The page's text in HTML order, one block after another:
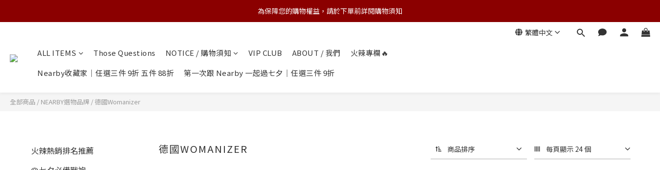
💌 Nearby收藏家｜任選三件 9折 五件 88折
為保障您的購物權益，請於下單前詳閱購物須知
繁體中文
ALL ITEMS Those Questions NOTICE / 購物須知 VIP CLUB ABOUT / 我們
火辣專欄🔥
Nearby收藏家｜任選三件 9折 五件 88折
第一次跟 Nearby 一起過七夕｜任選三件 9折
全部商品 / NEARBY選物品牌 /德國Womanizer
火辣熱銷排名推薦
德國WOMANIZER 商品排序 每頁顯示 24 個